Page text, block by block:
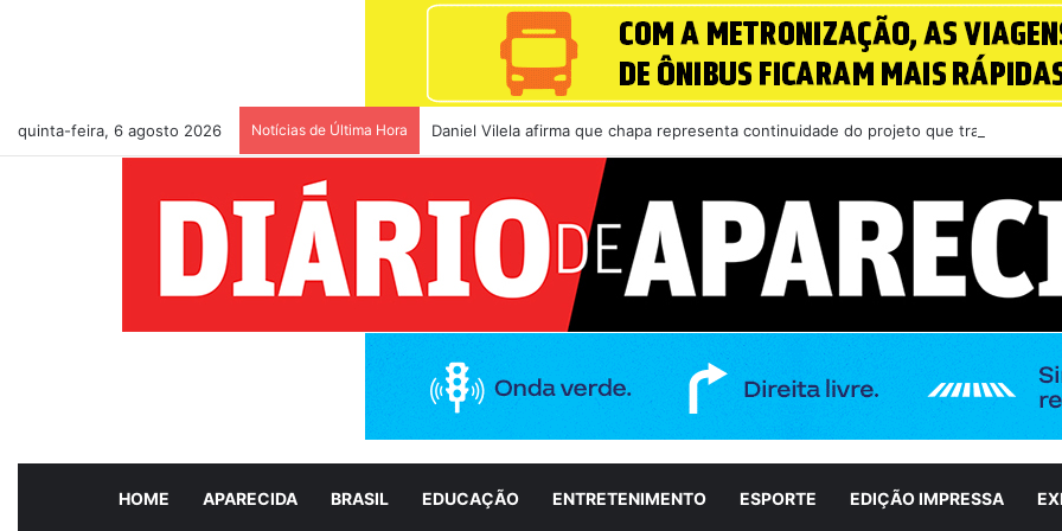
quinta-feira, 6 agosto 2026 Notícias de Última Hora Daniel Vilela afirma que chapa representa continuidade do projeto que transformou
HOME APARECIDA BRASIL EDUCAÇÃO ENTRETENIMENTO ESPORTE EDIÇÃO IMPRESSA